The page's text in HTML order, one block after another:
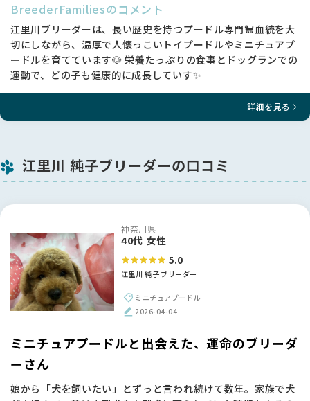
BreederFamiliesのコメント
江里川ブリーダーは、長い歴史を持つプードル専門🐩血統を大
切にしながら、温厚で人懐っこいトイプードルやミニチュアプ
ードルを育てています🐶 栄養たっぷりの食事とドッグランでの
運動で、どの子も健康的に成長していす✨
詳細を見る
江里川 純子ブリーダーの口コミ
神奈川県
40代 女性
5.0
江里川 純子 ブリーダー
ミニチュアプードル
2026-04-04
ミニチュアプードルと出会えた、運命のブリーダ
ーさん
娘から「犬を飼いたい」とずっと言われ続けて数年。家族で犬